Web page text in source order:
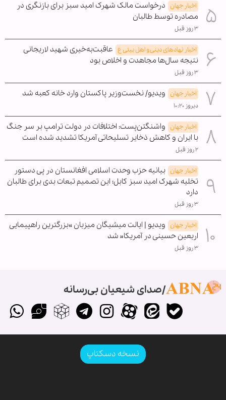
اخبار جهان درخواست مالک شهرک امید سبز برای بازنگری در
مصادره توسط طالبان
۳ روز قبل
اخبار نهادهای دینی و اهل بیتی ع عاقبت‌به‌خیری شهید لاریجانی
نتیجه سال‌ها مجاهدت و اخلاص بود
۳ روز قبل
اخبار جهان ویدیو/ نخست‌وزیر پاکستان وارد خانه کعبه شد
دیروز ۱۰:۲۰
اخبار جهان واشنگتن‌پست: اختلافات در دولت ترامپ بر سر جنگ
با ایران و کاهش ذخایر تسلیحاتی آمریکا تشدید شده است
۲ روز قبل
اخبار جهان بیانیه حزب وحدت اسلامی افغانستان در پی دستور
تخلیه شهرک امید سبز کابل؛ این تصمیم تبعات بدی برای طالبان
دارد
۳ روز قبل
اخبار جهان ویدیو | ایالت میشیگان میزبان »بزرگترین راهپیمایی
اربعین حسینی در آمریکا« شد
۳ روز قبل
صدای شیعیان بی‌رسانه
نسخه دسکتاپ